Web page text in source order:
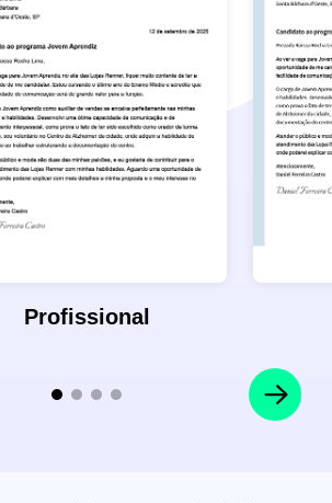
Profissional